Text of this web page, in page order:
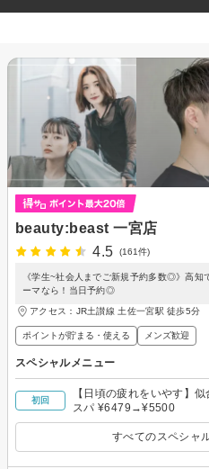
beauty:beast 一宮店
4.5
(161件)
《学生~社会人までご新規予約多数◎》高知
ーマなら！当日予約◎
アクセス：JR土讃線 土佐一宮駅 徒歩5分
ポイントが貯まる・使える メンズ歓迎
スペシャルメニュー
初回
【日頃の疲れをいやす】
スパ ¥6479→¥5500
すべてのスペシャ